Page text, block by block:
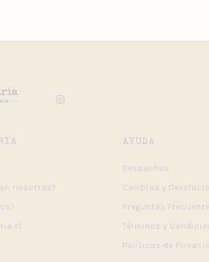
nosotros?
AYUDA
Despachos
Cambios y
Preguntas
Términos y
Políticas de